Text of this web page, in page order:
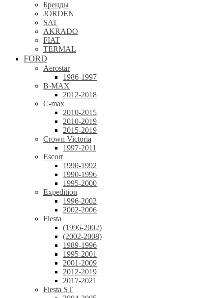
Бренды
JORDEN
SAT
AKRADO
FIAT
TERMAL
FORD
Aerostar
1986-1997
B-MAX
2012-2018
C-max
2010-2015
2010-2019
2015-2019
Crown Victoria
1997-2011
Escort
1990-1992
1990-1996
1995-2000
Expedition
1996-2002
2002-2006
Fiesta
(1996-2002)
(2002-2008)
1989-1996
1995-2001
2001-2009
2012-2019
2017-2021
Fiesta ST